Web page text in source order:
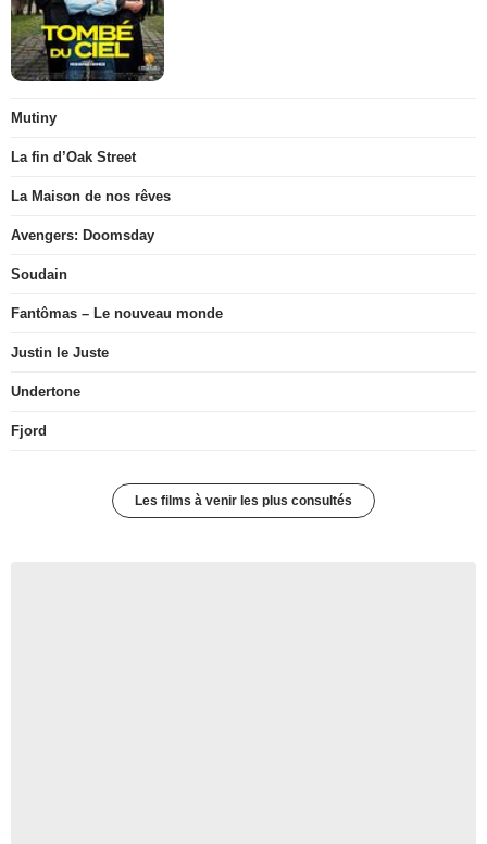
Mutiny
La fin d’Oak Street
La Maison de nos rêves
Avengers: Doomsday
Soudain
Fantômas – Le nouveau monde
Justin le Juste
Undertone
Fjord
Les films à venir les plus consultés